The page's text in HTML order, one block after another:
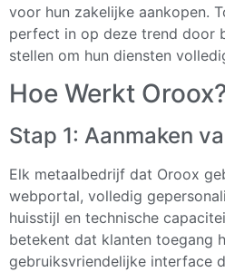
voor hun zakelijke aankopen.
perfect in op deze trend door
stellen om hun diensten
Hoe Werkt
Stap 1: Aanmaken
Elk metaalbedrijf dat Oroox
webportal, volledig
huisstijl en technische
betekent dat klanten toegang
gebruiksvriendelijke interface